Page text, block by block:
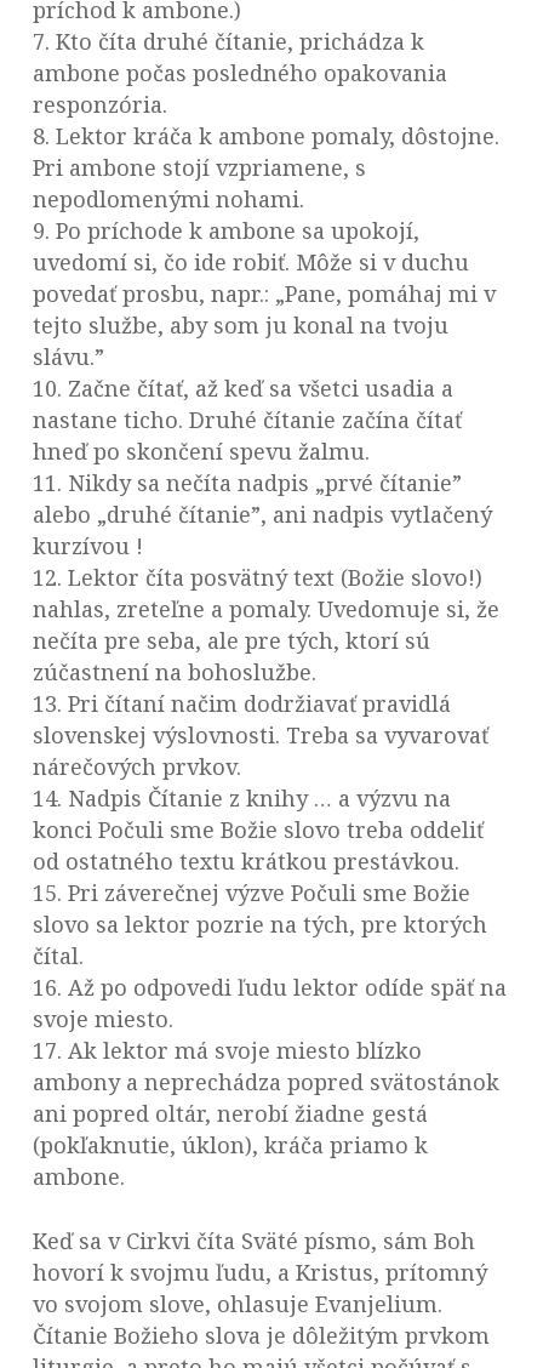
príchod k ambone.)
7. Kto číta druhé čítanie, prichádza k
ambone počas posledného opakovania
responzória.
8. Lektor kráča k ambone pomaly, dôstojne.
Pri ambone stojí vzpriamene, s
nepodlomenými nohami.
9. Po príchode k ambone sa upokojí,
uvedomí si, čo ide robiť. Môže si v duchu
povedať prosbu, napr.: „Pane, pomáhaj mi v
tejto službe, aby som ju konal na tvoju
slávu.”
10. Začne čítať, až keď sa všetci usadia a
nastane ticho. Druhé čítanie začína čítať
hneď po skončení spevu žalmu.
11. Nikdy sa nečíta nadpis „prvé čítanie”
alebo „druhé čítanie”, ani nadpis vytlačený
kurzívou !
12. Lektor číta posvätný text (Božie slovo!)
nahlas, zreteľne a pomaly. Uvedomuje si, že
nečíta pre seba, ale pre tých, ktorí sú
zúčastnení na bohoslužbe.
13. Pri čítaní načim dodržiavať pravidlá
slovenskej výslovnosti. Treba sa vyvarovať
nárečových prvkov.
14. Nadpis Čítanie z knihy … a výzvu na
konci Počuli sme Božie slovo treba oddeliť
od ostatného textu krátkou prestávkou.
15. Pri záverečnej výzve Počuli sme Božie
slovo sa lektor pozrie na tých, pre ktorých
čítal.
16. Až po odpovedi ľudu lektor odíde späť na
svoje miesto.
17. Ak lektor má svoje miesto blízko
ambony a neprechádza popred svätostánok
ani popred oltár, nerobí žiadne gestá
(pokľaknutie, úklon), kráča priamo k
ambone.
Keď sa v Cirkvi číta Sväté písmo, sám Boh
hovorí k svojmu ľudu, a Kristus, prítomný
vo svojom slove, ohlasuje Evanjelium.
Čítanie Božieho slova je dôležitým prvkom